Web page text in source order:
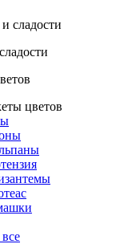
сладости
цветов